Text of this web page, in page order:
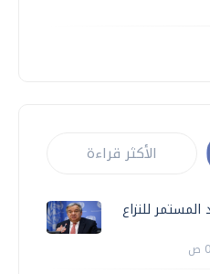
الأكثر قراءة
للنزاع